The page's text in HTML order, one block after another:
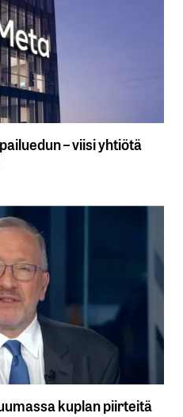
– viisi yhtiötä
kuplan piirteitä